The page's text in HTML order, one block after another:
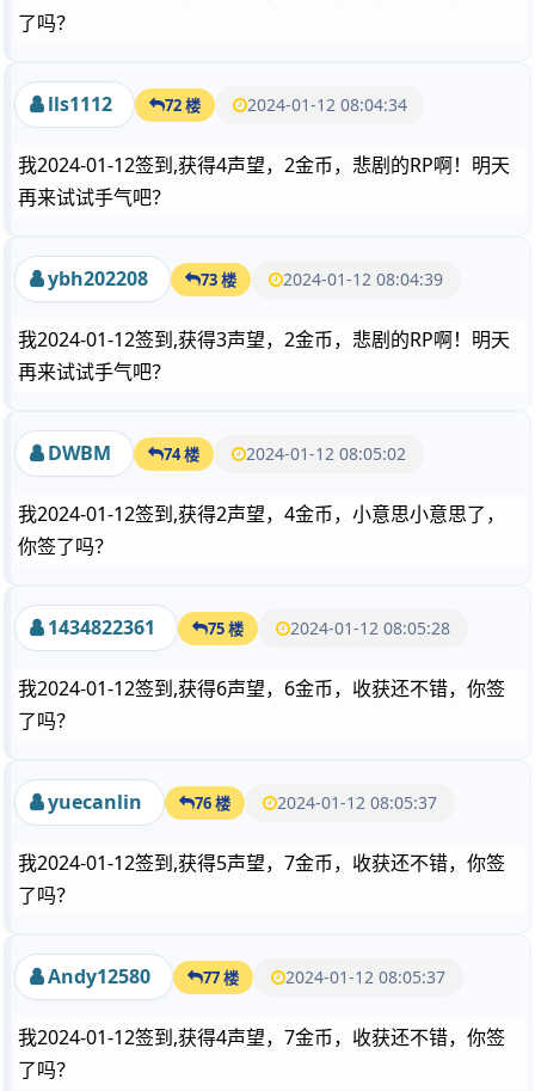
了吗？
lls1112 72 楼 2024-01-12 08:04:34
我2024-01-12签到,获得4声望，2金币，悲剧的RP啊！明天
再来试试手气吧？
ybh202208 73 楼 2024-01-12 08:04:39
我2024-01-12签到,获得3声望，2金币，悲剧的RP啊！明天
再来试试手气吧？
DWBM 74 楼 2024-01-12 08:05:02
我2024-01-12签到,获得2声望，4金币，小意思小意思了，
你签了吗？
1434822361 75 楼 2024-01-12 08:05:28
我2024-01-12签到,获得6声望，6金币，收获还不错，你签
了吗？
yuecanlin 76 楼 2024-01-12 08:05:37
我2024-01-12签到,获得5声望，7金币，收获还不错，你签
了吗？
Andy12580 77 楼 2024-01-12 08:05:37
我2024-01-12签到,获得4声望，7金币，收获还不错，你签
了吗？